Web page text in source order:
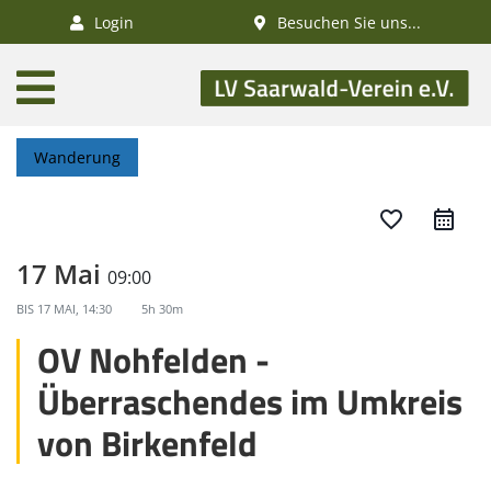
Login Besuchen Sie uns...
AKTUELLES
Aktivitätenkalender
Veranstaltungen
GESUNDHEIT
Gesundheitswandern
Wanderabzeichen
NATUR
/
Wanderung
favorite_border
17 Mai 09:00
BIS 17 MAI, 14:30 5h 30m
OV Nohfelden -
Überraschendes im Umkreis
von Birkenfeld